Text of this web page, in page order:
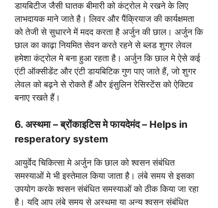
डायबिटीज जैसी घातक बीमारी को कंट्रोल मे रखने के लिए
लाभदायक माने जाते है। लिवर और पैंक्रियाज की कार्यक्षमता
को तेजी से सुधारने में मदद करता है अर्जुन की छाल। अर्जुन कि
छाल का काढ़ा नियमित सेवन करते रहने से ब्लड शुगर लेवल
हमेशा कंट्रोल मे बना हुआ रहता है। अर्जुन कि छाल मे ऐसे कई
एंटी ऑक्सीडेंट और एंटी डायबिटिक गुण पाए जाते हैं, जो शुगर
लेवल को बढ़ने से रोकते हैं और इंसुलिन रेसिस्टेंस को ऐक्टिव
बनाए रखते हैं।
6. अस्थमा – ब्रोंकाइटिस मे फायदेमंद – Helps in
resperatory system
आयुर्वेद चिकित्सा मे अर्जुन कि छाल को श्वसन संबंधित
समस्याओं मे भी इस्तेमाल किया जाता है। लंबे समय से इसका
उपयोग करके श्वसन संबंधित समस्याओं को ठीक किया जा रहा
है। यदि आप लंबे समय से अस्थमा या अन्य श्वसन संबंधित